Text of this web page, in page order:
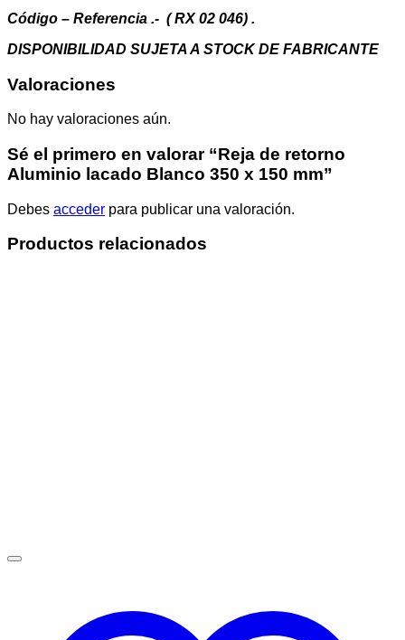
cantidad
Código – Referencia .- ( RX 02 046) .
DISPONIBILIDAD SUJETA A STOCK DE FABRICANTE
Valoraciones
No hay valoraciones aún.
Sé el primero en valorar “Reja de retorno
Aluminio lacado Blanco 350 x 150 mm”
Debes acceder para publicar una valoración.
Productos relacionados